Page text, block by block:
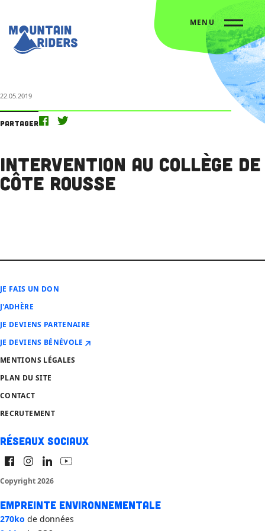
MENU
22.05.2019
Partager
Intervention au collège de
Côte rousse
JE FAIS UN DON
J'ADHÈRE
JE DEVIENS PARTENAIRE
JE DEVIENS BÉNÉVOLE
MENTIONS LÉGALES
PLAN DU SITE
CONTACT
RECRUTEMENT
Réseaux sociaux
Copyright 2026
Empreinte environnementale
270ko de données